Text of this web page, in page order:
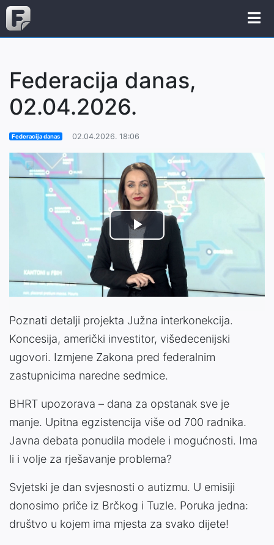
Federacija danas,
02.04.2026.
Federacija danas 02.04.2026. 18:06
Play
Video
Poznati detalji projekta Južna interkonekcija.
Koncesija, američki investitor, višedecenijski
ugovori. Izmjene Zakona pred federalnim
zastupnicima naredne sedmice.
BHRT upozorava – dana za opstanak sve je
manje. Upitna egzistencija više od 700 radnika.
Javna debata ponudila modele i mogućnosti. Ima
li i volje za rješavanje problema?
Svjetski je dan svjesnosti o autizmu. U emisiji
donosimo priče iz Brčkog i Tuzle. Poruka jedna:
društvo u kojem ima mjesta za svako dijete!